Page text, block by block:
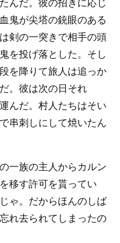
んだ。彼の招きに応じ
鬼が尖塔の銃眼のある
剣の一突きで相手の頭
を投げ落とした。そし
を降りて旅人は追っか
。彼は次の日それ
んだ。村人たちはそい
串刺しにして焼いたん
一族の主人からカルン
移す許可を貰ってい
ゃ。だからほんのしば
れ去られてしまったの